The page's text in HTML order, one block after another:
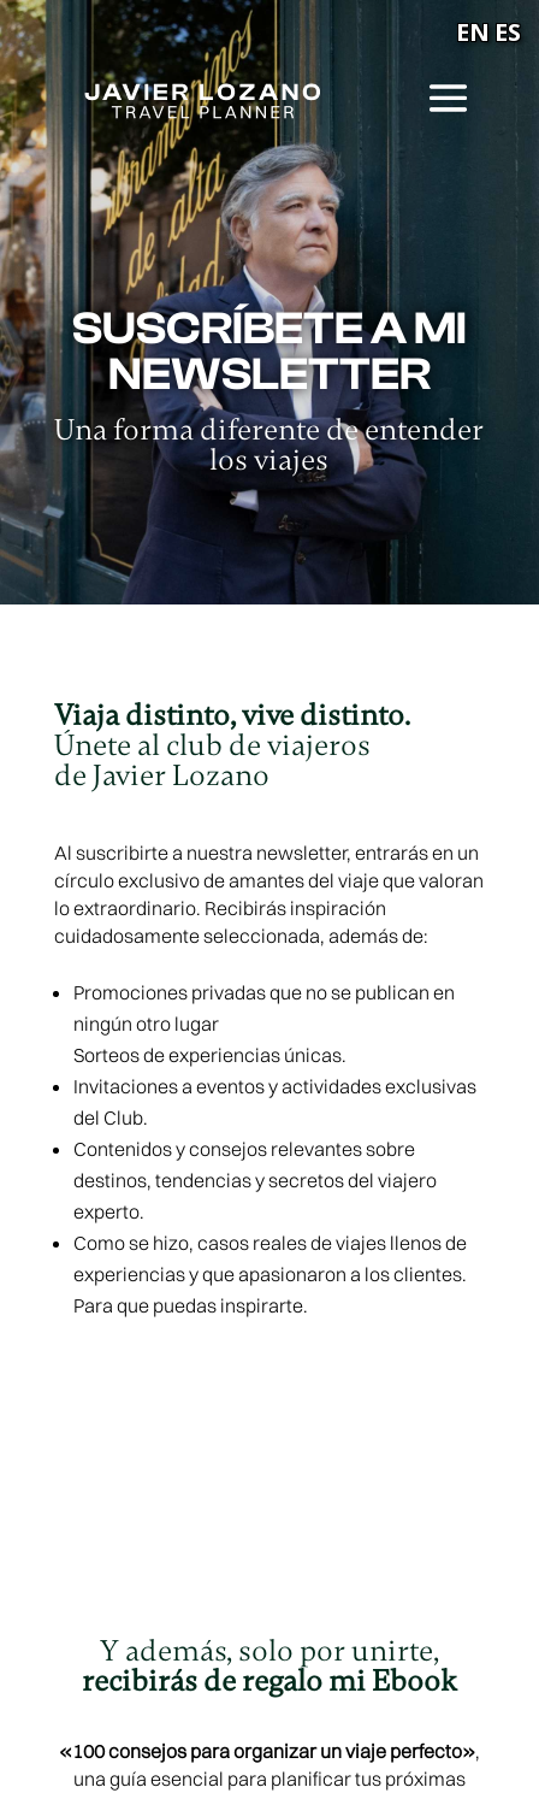
SUSCRÍBETE A MI
NEWSLETTER
Una forma diferente de entender
los viajes
Viaja distinto, vive distinto.
Únete al club de viajeros
de Javier Lozano
Al suscribirte a nuestra newsletter, entrarás en un
círculo exclusivo de amantes del viaje que valoran
lo extraordinario. Recibirás inspiración
cuidadosamente seleccionada, además de:
Promociones privadas que no se publican en
ningún otro lugar
Sorteos de experiencias únicas.
Invitaciones a eventos y actividades exclusivas
del Club.
Contenidos y consejos relevantes sobre
destinos, tendencias y secretos del viajero
experto.
Como se hizo, casos reales de viajes llenos de
experiencias y que apasionaron a los clientes.
Para que puedas inspirarte.
Y además, solo por unirte,
recibirás de regalo mi Ebook
«100 consejos para organizar un viaje perfecto»,
una guía esencial para planificar tus próximas
ENES